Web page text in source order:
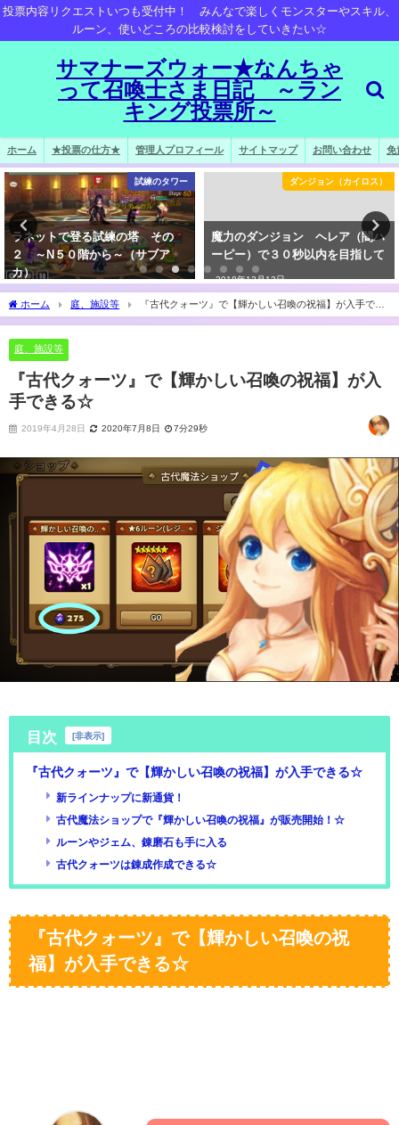
投票内容リクエストいつも受付中！ みんなで楽しくモンスターやスキル、
ルーン、使いどころの比較検討をしていきたい☆
サマナーズウォー★なんちゃ
って召喚士さま日記 ～ラン
キング投票所～
ホーム ★投票の仕方★ 管理人プロフィール サイトマップ お問い合わせ 免
試練のタワー
ラネットで登る試練の塔 その
２ ～N５０階から～（サブア
カ）
ダンジョン（カイロス）
魔力のダンジョン ヘレア（闇ハ
ーピー）で３０秒以内を目指して
2018年12月13日
ホーム 庭、施設等
『古代クォーツ』で【輝かしい召喚の祝福】が入手でき
る☆
庭、施設等
『古代クォーツ』で【輝かしい召喚の祝福】が入
手できる☆
2019年4月28日 2020年7月8日 7分29秒
目次 [非表示]
『古代クォーツ』で【輝かしい召喚の祝福】が入手できる☆
新ラインナップに新通貨！
古代魔法ショップで『輝かしい召喚の祝福』が販売開始！☆
ルーンやジェム、錬磨石も手に入る
古代クォーツは錬成作成できる☆
『古代クォーツ』で【輝かしい召喚の祝
福】が入手できる☆